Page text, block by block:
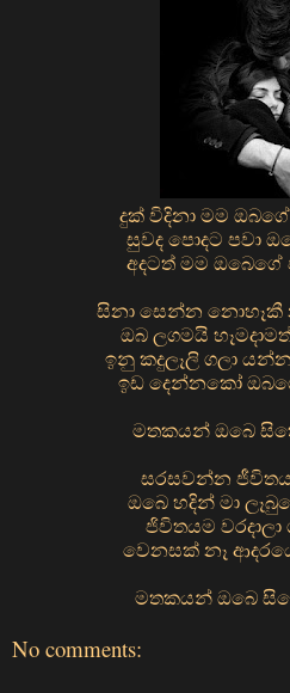
දුක් විදිනා මම
සුවද පොදට පවා
අදටත් මම ඔබෙගේ
සිනා සෙන්න
ඔබ ලගමයි
ඉනු කදුලෑලි ගලා
ඉඩ දෙන්නකෝ
මතකයන් ඔබෙ
සරසවන්න ජීවිතය
ඔබෙ හදින් මා
ජිවිතයම
වෙනසක් නෑ
මතකයන් ඔබෙ
No comments: